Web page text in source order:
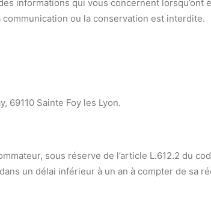
informations qui vous concernent lorsqu’ont
ou la conservation est interdite.
69110 Sainte Foy les Lyon.
sous réserve de l’article L.612.2 du
un délai inférieur à un an à compter de sa